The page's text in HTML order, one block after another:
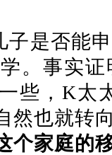
子是否能
。 事实证
些，K太
然也就转
个家庭的